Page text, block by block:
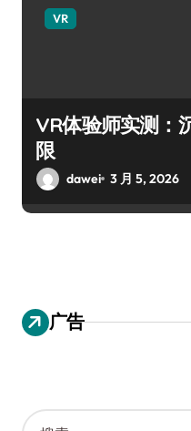
VR
VR体验师实测：
限
dawei 3 月 5, 2026
广告
搜